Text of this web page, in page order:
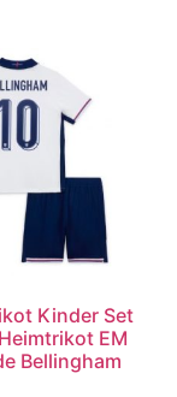
Kinder Set
EM
Bellingham